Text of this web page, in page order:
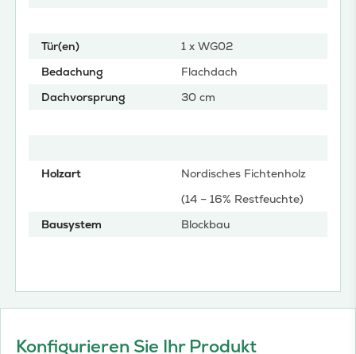
Tür(en)
1 x WG02
Bedachung
Flachdach
Dachvorsprung
30 cm
Holzart
Nordisches Fichtenholz
(14 – 16% Restfeuchte)
Bausystem
Blockbau
Konfigurieren Sie Ihr Produkt